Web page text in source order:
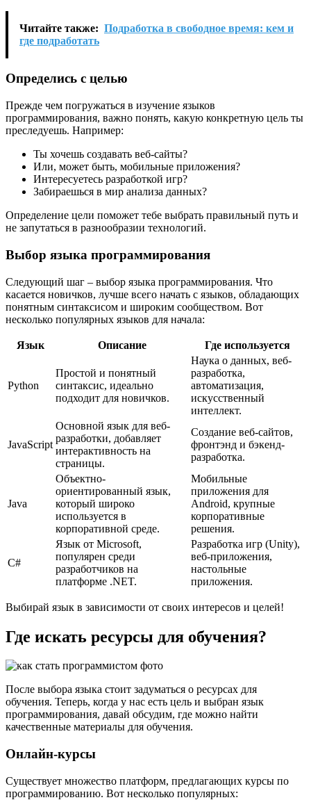
Читайте также: Подработка в свободное время: кем и
где подработать
Определись с целью
Прежде чем погружаться в изучение языков
программирования, важно понять, какую конкретную цель ты
преследуешь. Например:
Ты хочешь создавать веб-сайты?
Или, может быть, мобильные приложения?
Интересуетесь разработкой игр?
Забираешься в мир анализа данных?
Определение цели поможет тебе выбрать правильный путь и
не запутаться в разнообразии технологий.
Выбор языка программирования
Следующий шаг – выбор языка программирования. Что
касается новичков, лучше всего начать с языков, обладающих
понятным синтаксисом и широким сообществом. Вот
несколько популярных языков для начала:
Язык Описание Где используется
Python
Простой и понятный
синтаксис, идеально
подходит для новичков.
Наука о данных, веб-
разработка,
автоматизация,
искусственный
интеллект.
JavaScript
Основной язык для веб-
разработки, добавляет
интерактивность на
страницы.
Создание веб-сайтов,
фронтэнд и бэкенд-
разработка.
Java
Объектно-
ориентированный язык,
который широко
используется в
корпоративной среде.
Мобильные
приложения для
Android, крупные
корпоративные
решения.
C#
Язык от Microsoft,
популярен среди
разработчиков на
платформе .NET.
Разработка игр (Unity),
веб-приложения,
настольные
приложения.
Выбирай язык в зависимости от своих интересов и целей!
Где искать ресурсы для обучения?
После выбора языка стоит задуматься о ресурсах для
обучения. Теперь, когда у нас есть цель и выбран язык
программирования, давай обсудим, где можно найти
качественные материалы для обучения.
Онлайн-курсы
Существует множество платформ, предлагающих курсы по
программированию. Вот несколько популярных: